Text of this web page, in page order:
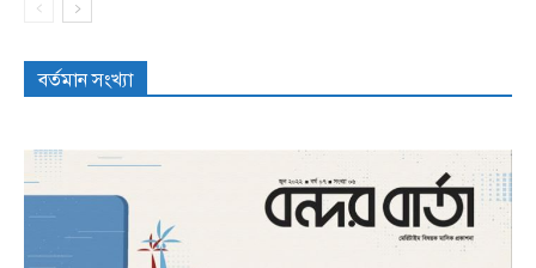
বর্তমান সংখ্যা